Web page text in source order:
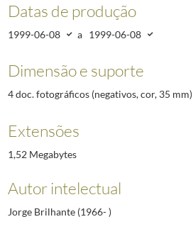
Datas de produção
1999-06-08 a 1999-06-08
Dimensão e suporte
4 doc. fotográficos (negativos, cor, 35 mm)
Extensões
1,52 Megabytes
Autor intelectual
Jorge Brilhante (1966- )